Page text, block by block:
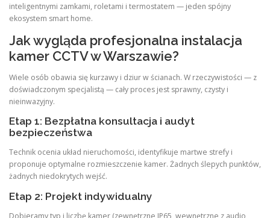
inteligentnymi zamkami, roletami i termostatem — jeden spójny
ekosystem smart home.
Jak wygląda profesjonalna instalacja
kamer CCTV w Warszawie?
Wiele osób obawia się kurzawy i dziur w ścianach. W rzeczywistości — z
doświadczonym specjalistą — cały proces jest sprawny, czysty i
nieinwazyjny.
Etap 1: Bezpłatna konsultacja i audyt
bezpieczeństwa
Technik ocenia układ nieruchomości, identyfikuje martwe strefy i
proponuje optymalne rozmieszczenie kamer. Żadnych ślepych punktów,
żadnych niedokrytych wejść.
Etap 2: Projekt indywidualny
Dobieramy typ i liczbę kamer (zewnętrzne IP65, wewnętrzne z audio,